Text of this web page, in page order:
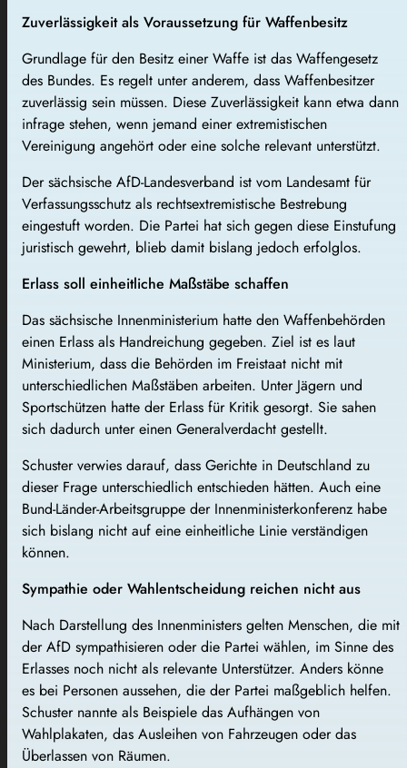
Zuverlässigkeit als Voraussetzung für Waffenbesitz
Grundlage für den Besitz einer Waffe ist das Waffengesetz
des Bundes. Es regelt unter anderem, dass Waffenbesitzer
zuverlässig sein müssen. Diese Zuverlässigkeit kann etwa dann
infrage stehen, wenn jemand einer extremistischen
Vereinigung angehört oder eine solche relevant unterstützt.
Der sächsische AfD-Landesverband ist vom Landesamt für
Verfassungsschutz als rechtsextremistische Bestrebung
eingestuft worden. Die Partei hat sich gegen diese Einstufung
juristisch gewehrt, blieb damit bislang jedoch erfolglos.
Erlass soll einheitliche Maßstäbe schaffen
Das sächsische Innenministerium hatte den Waffenbehörden
einen Erlass als Handreichung gegeben. Ziel ist es laut
Ministerium, dass die Behörden im Freistaat nicht mit
unterschiedlichen Maßstäben arbeiten. Unter Jägern und
Sportschützen hatte der Erlass für Kritik gesorgt. Sie sahen
sich dadurch unter einen Generalverdacht gestellt.
Schuster verwies darauf, dass Gerichte in Deutschland zu
dieser Frage unterschiedlich entschieden hätten. Auch eine
Bund-Länder-Arbeitsgruppe der Innenministerkonferenz habe
sich bislang nicht auf eine einheitliche Linie verständigen
können.
Sympathie oder Wahlentscheidung reichen nicht aus
Nach Darstellung des Innenministers gelten Menschen, die mit
der AfD sympathisieren oder die Partei wählen, im Sinne des
Erlasses noch nicht als relevante Unterstützer. Anders könne
es bei Personen aussehen, die der Partei maßgeblich helfen.
Schuster nannte als Beispiele das Aufhängen von
Wahlplakaten, das Ausleihen von Fahrzeugen oder das
Überlassen von Räumen.